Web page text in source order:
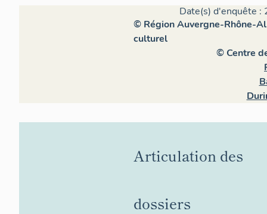
Date(s) d'enquête :
© Région Auvergne-Rhône-
culturel
© Centre
Articulation des
dossiers